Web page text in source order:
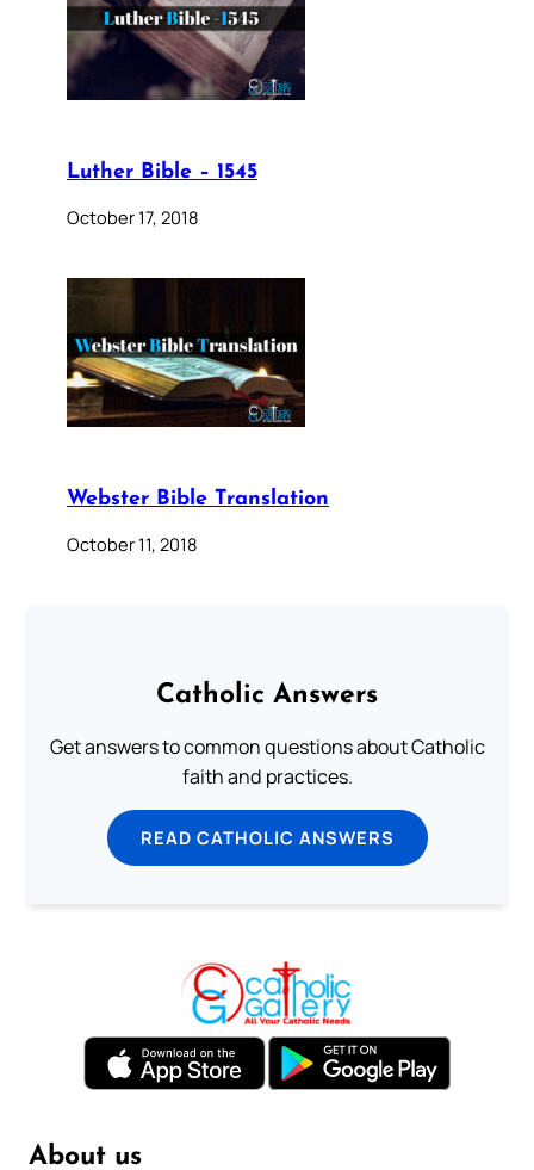
Luther Bible – 1545
October 17, 2018
Webster Bible Translation
October 11, 2018
Catholic Answers
Get answers to common questions about Catholic
faith and practices.
READ CATHOLIC ANSWERS
About us